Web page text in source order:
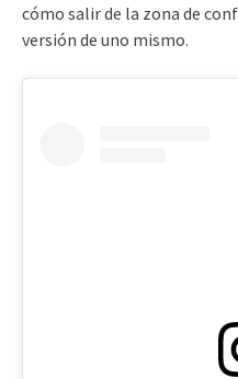
cómo salir de la zona de
versión de uno mismo.